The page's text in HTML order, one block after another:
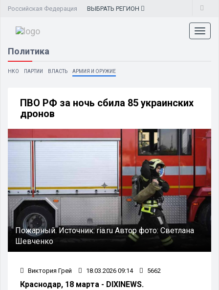
Российская Федерация ВЫБРАТЬ РЕГИОН
Политика
НКО ПАРТИИ ВЛАСТЬ АРМИЯ И ОРУЖИЕ
ПВО РФ за ночь сбила 85 украинских
дронов
Пожарный.Источник:ria.ruАвтор фото: Светлана
Шевченко
Виктория Грей 18.03.2026 09:14 5662
Краснодар, 18 марта - DIXINEWS.